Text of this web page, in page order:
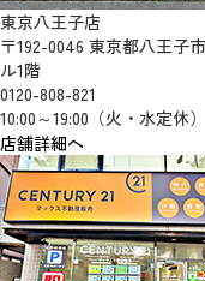
東京八王子店
〒192-0046 東京都八王子
ル1階
0120-808-821
10:00～19:00（火・水定休）
店舗詳細へ